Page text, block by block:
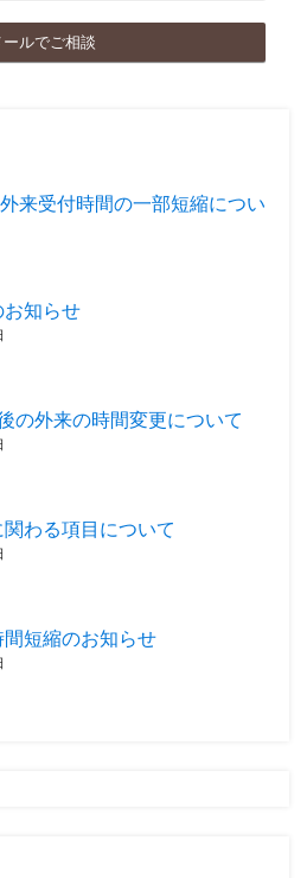
ールでご相談
来受付時間の一部短縮につい
知らせ
の外来の時間変更について
わる項目について
短縮のお知らせ